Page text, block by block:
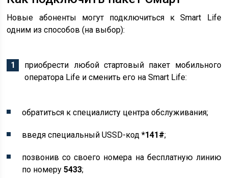
Новые абоненты могут подключиться к Smart Life
одним из способов (на выбор):
приобрести любой стартовый пакет мобильного
оператора Life и сменить его на Smart Life:
обратиться к специалисту центра обслуживания;
введя специальный USSD-код*141#;
позвонив со своего номера на бесплатную линию
по номеру5433;